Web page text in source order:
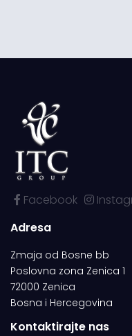
Facebook
Adresa
Zmaja od Bosne bb
Poslovna zona Zenica 1
72000 Zenica
Bosna i Hercegovina
Kontaktirajte nas